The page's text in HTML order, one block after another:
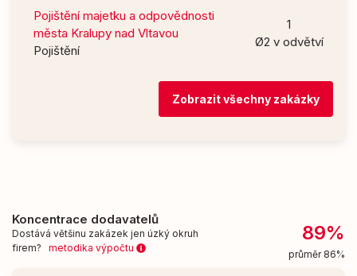
Pojištění majetku a odpovědnosti
města Kralupy nad Vltavou
Pojištění
1
Ø2 v odvětví
Zobrazit všechny zakázky
Koncentrace dodavatelů
Dostává většinu zakázek jen úzký okruh
firem? metodika výpočtu
89%
průměr 86%